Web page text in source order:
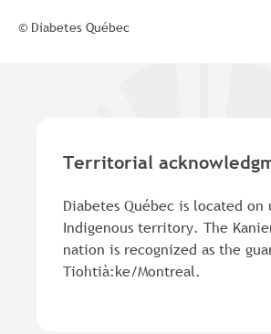
© Diabetes Québec
Territorial
Diabetes Québec is located on
Indigenous territory. The
nation is recognized as the
Tiohtià:ke/Montreal.